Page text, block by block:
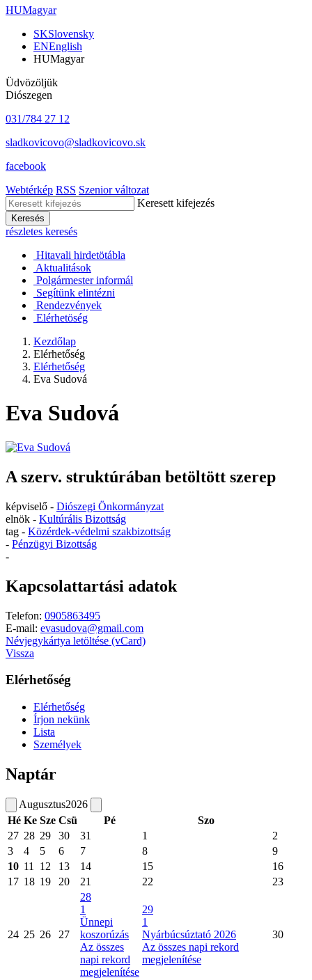
HUMagyar
SKSlovensky
ENEnglish
HUMagyar
Üdvözöljük
Diószegen
031/784 27 12
sladkovicovo@sladkovicovo.sk
facebook
Webtérkép RSS Szenior változat
Keresett kifejezés
Keresés
részletes keresés
Hitavali hirdetötábla
Aktualitások
Polgármester informál
Segítünk elintézni
Rendezvények
Elérhetöség
Kezdőlap
Elérhetőség
Elérhetőség
Eva Sudová
Eva Sudová
A szerv. struktúrában betöltött szerep
képviselő - Diószegi Önkormányzat
elnök - Kultúrális Bizottság
tag - Közérdek-védelmi szakbizottság
- Pénzügyi Bizottság
-
Kapcsolattartási adatok
Telefon: 0905863495
E-mail: evasudova@gmail.com
Névjegykártya letöltése (vCard)
Vissza
Elérhetőség
Elérhetőség
Írjon nekünk
Lista
Személyek
Naptár
Augusztus2026
Hé Ke Sze Csü Pé
Szo
27 28 29 30 31 1
2
3
4 5 6 7 8
9
10 11 12 13 14 15
16
17 18 19 20 21 22 23
24 25 26 27
28
1
Ünnepi
koszorúzás
Az összes
napi rekord
megjelenítése
29
1
Nyárbúcsúztató 2026
Az összes napi rekord
megjelenítése
30